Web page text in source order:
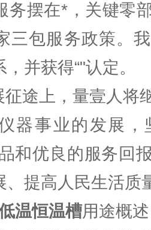
务摆在*，关键零
三包服务政策。
并获得“"认定。
途上，量壹人将
器事业的发展，
和优良的服务回
、提高人民生活质
温恒温槽用途概